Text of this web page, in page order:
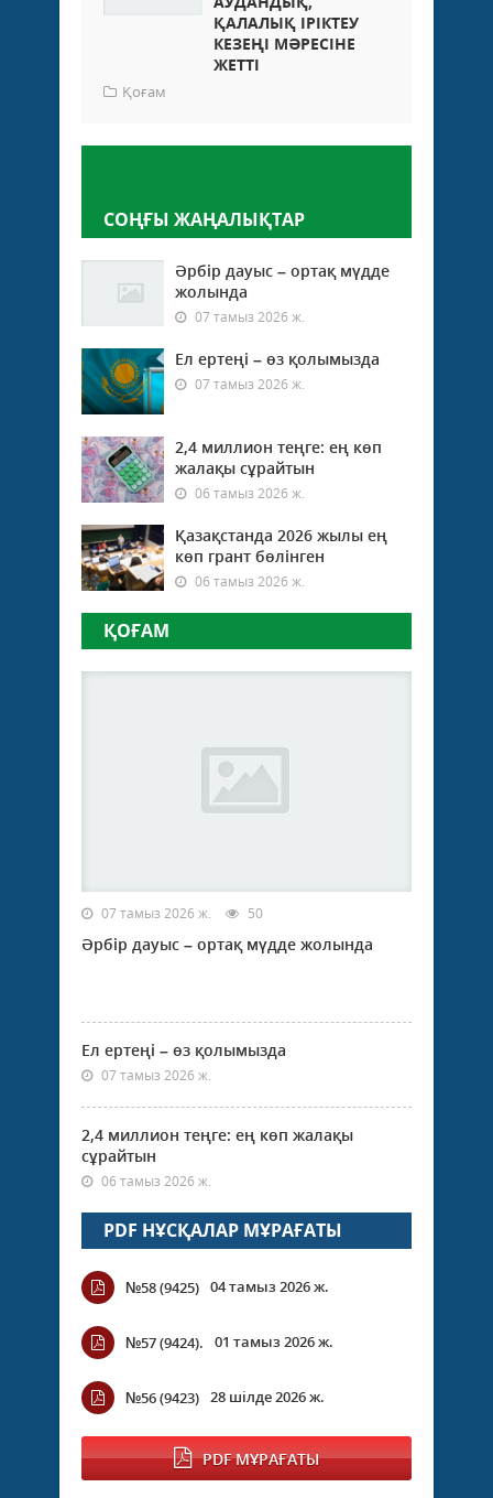
ҚАЛАЛЫҚ ІРІКТЕУ
КЕЗЕҢІ МӘРЕСІНЕ
ЖЕТТІ
Қоғам
СОҢҒЫ ЖАҢАЛЫҚТАР
Әрбір дауыс – ортақ мүдде
жолында
07 тамыз 2026 ж.
Ел ертеңі – өз қолымызда
07 тамыз 2026 ж.
2,4 миллион теңге: ең көп
жалақы сұрайтын
06 тамыз 2026 ж.
Қазақстанда 2026 жылы ең
көп грант бөлінген
06 тамыз 2026 ж.
ҚОҒАМ
07 тамыз 2026 ж. 50
Әрбір дауыс – ортақ мүдде жолында
Ел ертеңі – өз қолымызда
07 тамыз 2026 ж.
2,4 миллион теңге: ең көп жалақы
сұрайтын
06 тамыз 2026 ж.
PDF НҰСҚАЛАР МҰРАҒАТЫ
№58 (9425) 04 тамыз 2026 ж.
№57 (9424). 01 тамыз 2026 ж.
№56 (9423) 28 шілде 2026 ж.
PDF МҰРАҒАТЫ